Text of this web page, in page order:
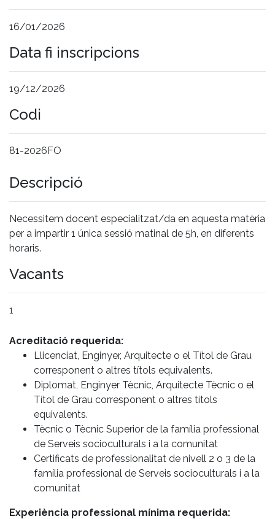
16/01/2026
Data fi inscripcions
19/12/2026
Codi
81-2026FO
Descripció
Necessitem docent especialitzat/da en aquesta matèria
per a impartir 1 única sessió matinal de 5h, en diferents
horaris.
Vacants
1
Acreditació requerida:
Llicenciat, Enginyer, Arquitecte o el Títol de Grau
corresponent o altres títols equivalents.
Diplomat, Enginyer Tècnic, Arquitecte Tècnic o el
Títol de Grau corresponent o altres títols
equivalents.
Tècnic o Tècnic Superior de la família professional
de Serveis socioculturals i a la comunitat
Certificats de professionalitat de nivell 2 o 3 de la
família professional de Serveis socioculturals i a la
comunitat
Experiència professional mínima requerida: